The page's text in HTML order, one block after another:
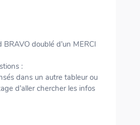
doublé d’un MERCI
:
dans un autre tableur ou
d’aller chercher les infos